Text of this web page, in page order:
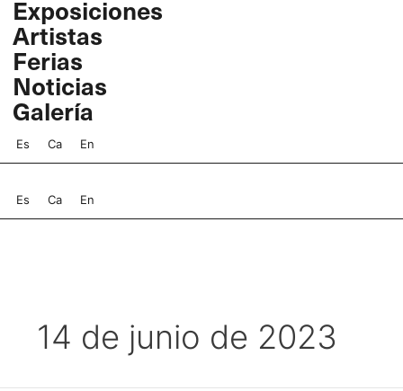
contenido
Exposiciones
Artistas
Ferias
Noticias
Galería
Es Ca En
Es Ca En
14 de junio de 2023